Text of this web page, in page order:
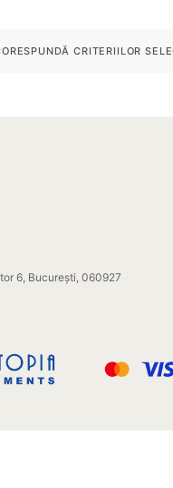
CRITERIILOR
6, București, 060927